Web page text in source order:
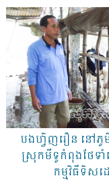
បងហ្វិញរឿន នៅភូ
ស្រុកមីទូកំពុងថែទាំ
កម្មវិធីទិស